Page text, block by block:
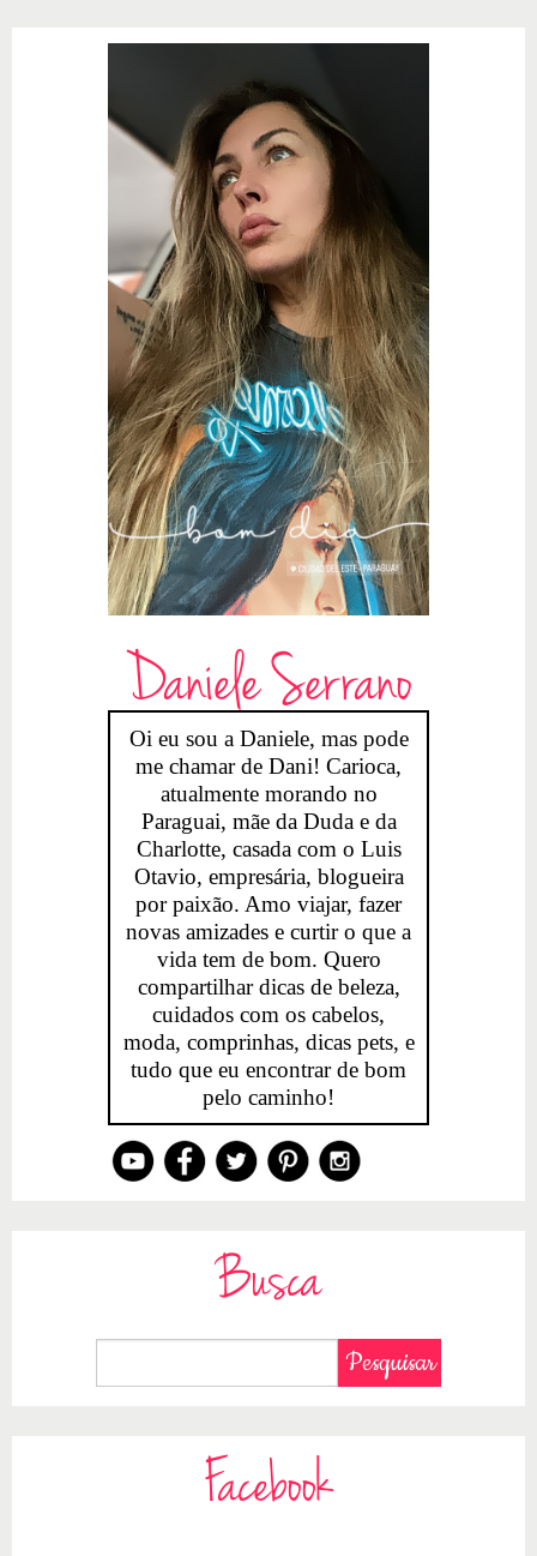
Daniele Serrano
Oi eu sou a Daniele, mas pode
me chamar de Dani! Carioca,
atualmente morando no
Paraguai, mãe da Duda e da
Charlotte, casada com o Luis
Otavio, empresária, blogueira
por paixão. Amo viajar, fazer
novas amizades e curtir o que a
vida tem de bom. Quero
compartilhar dicas de beleza,
cuidados com os cabelos,
moda, comprinhas, dicas pets, e
tudo que eu encontrar de bom
pelo caminho!
Busca
Facebook